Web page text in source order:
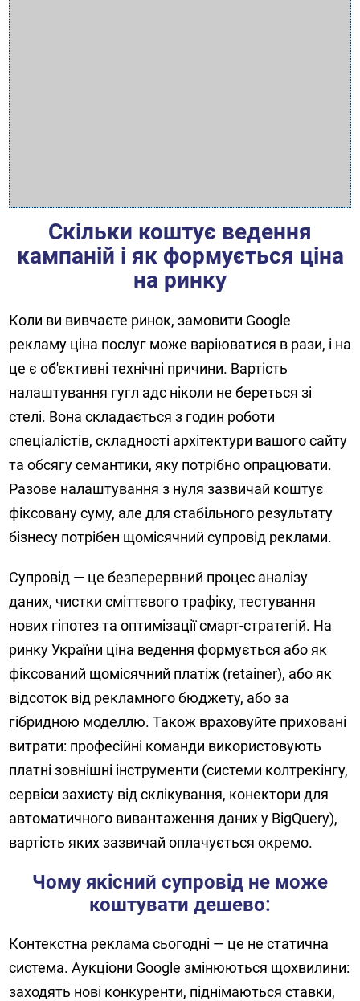
Скільки коштує ведення
кампаній і як формується ціна
на ринку
Коли ви вивчаєте ринок, замовити Google
рекламу ціна послуг може варіюватися в рази, і на
це є об'єктивні технічні причини. Вартість
налаштування гугл адс ніколи не береться зі
стелі. Вона складається з годин роботи
спеціалістів, складності архітектури вашого сайту
та обсягу семантики, яку потрібно опрацювати.
Разове налаштування з нуля зазвичай коштує
фіксовану суму, але для стабільного результату
бізнесу потрібен щомісячний супровід реклами.
Супровід — це безперервний процес аналізу
даних, чистки сміттєвого трафіку, тестування
нових гіпотез та оптимізації смарт-стратегій. На
ринку України ціна ведення формується або як
фіксований щомісячний платіж (retainer), або як
відсоток від рекламного бюджету, або за
гібридною моделлю. Також враховуйте приховані
витрати: професійні команди використовують
платні зовнішні інструменти (системи колтрекінгу,
сервіси захисту від склікування, конектори для
автоматичного вивантаження даних у BigQuery),
вартість яких зазвичай оплачується окремо.
Чому якісний супровід не може
коштувати дешево:
Контекстна реклама сьогодні — це не статична
система. Аукціони Google змінюються щохвилини:
заходять нові конкуренти, піднімаються ставки,